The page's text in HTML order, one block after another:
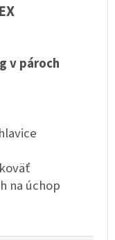
v pároch
na úchop